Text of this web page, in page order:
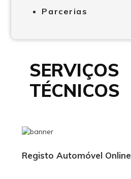
Parcerias
SERVIÇOS
TÉCNICOS
Registo Automóvel Online